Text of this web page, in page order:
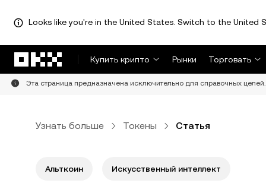
Looks like you're in the United States. Switch to the United
Купить крипто
Рынки Торговать
Эта страница предназначена исключительно для справочных
Узнать больше Токены Статья
Альткоин Искусственный интеллект